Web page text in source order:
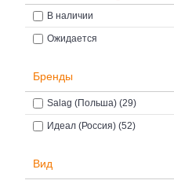
В наличии
Ожидается
Бренды
Salag (Польша) (29)
Идеал (Россия) (52)
Вид